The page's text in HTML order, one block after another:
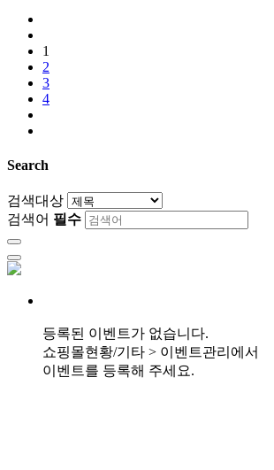
1
2
3
4
Search
검색대상
검색어 필수
등록된 이벤트가 없습니다.
쇼핑몰현황/기타 > 이벤트관리에서
이벤트를 등록해 주세요.